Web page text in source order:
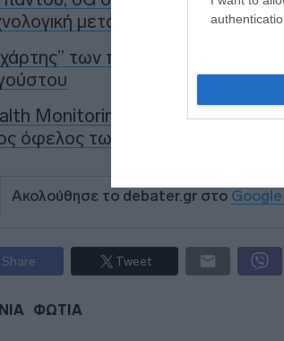
μετάβαση
των πληρωμών από τον
Monitoring: Η εθνική υποδομή
όφελος των πολιτών
Ακολούθησε το debater.gr στο
Share Tweet
ΦΩΤΙΑ